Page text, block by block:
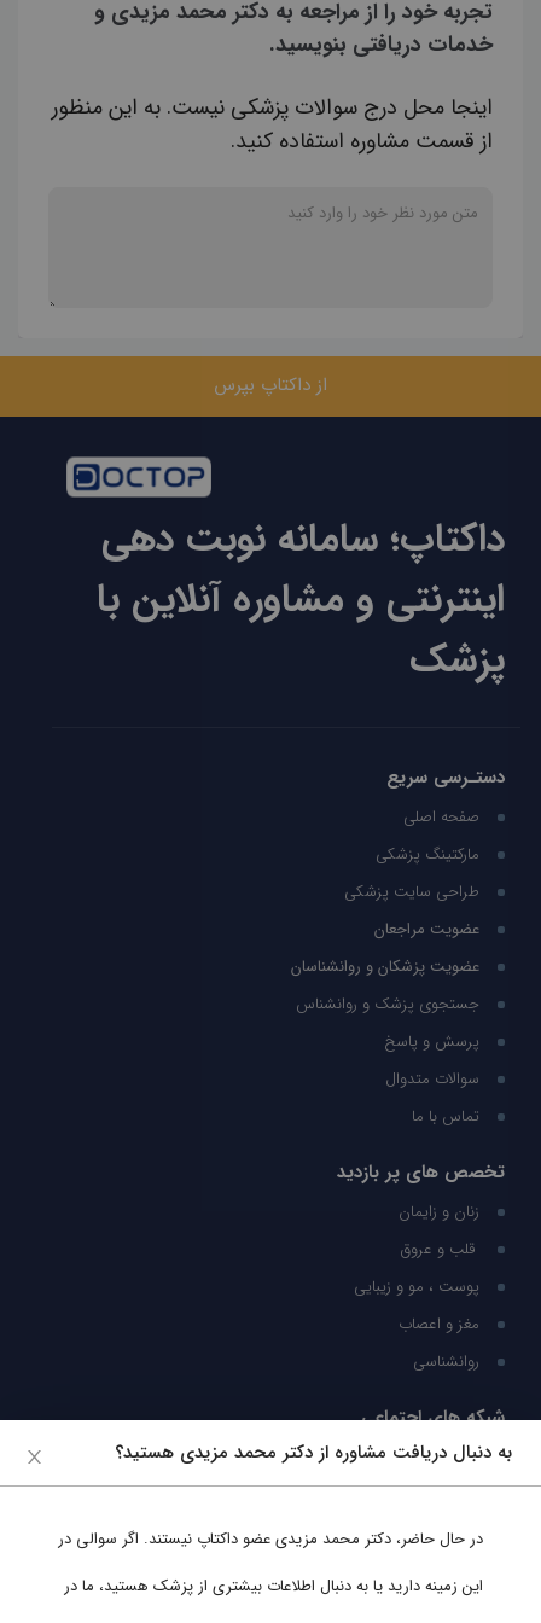
تجربه خود را از مراجعه به دکتر محمد مزیدی و
خدمات دریافتی بنویسید.
اینجا محل درج سوالات پزشکی نیست. به این منظور
از قسمت مشاوره استفاده کنید.
از داکتاپ بپرس
داکتاپ؛ سامانه نوبت دهی
اینترنتی و مشاوره آنلاین با
پزشک
دستـرسی سریع
صفحه اصلی
مارکتینگ پزشکی
طراحی سایت پزشکی
عضویت مراجعان
عضویت پزشکان و روانشناسان
جستجوی پزشک و روانشناس
پرسش و پاسخ
سوالات متدوال
تماس با ما
تخصص های پر بازدید
زنان و زایمان
قلب و عروق
پوست ، مو و زیبایی
مغز و اعصاب
روانشناسی
شبکه های اجتماعی
ما را در شبکه های اجتماعی دنبال کنید
به دنبال دریافت مشاوره از دکتر محمد مزیدی هستید؟
در حال حاضر، دکتر محمد مزیدیعضو داکتاپ نیستند. اگر سوالی در
این زمینه دارید یا به دنبال اطلاعات بیشتری از پزشک هستید، ما در